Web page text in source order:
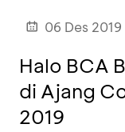
06 Des 2019
Halo BCA
di Ajang
2019